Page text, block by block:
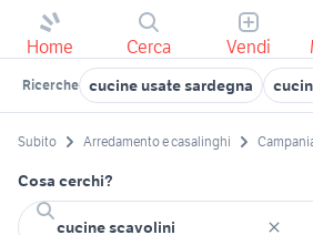
Home Cerca Vendi
Ricerche cucine usate sardegna
Subito Arredamento e casalinghi
Cosa cerchi?